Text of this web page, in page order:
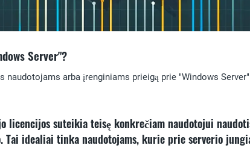
Server"?
arba įrenginiams prieigą prie "Windows
licencijos suteikia teisę konkrečiam naudotojui
Tai idealiai tinka naudotojams, kurie prie serverio